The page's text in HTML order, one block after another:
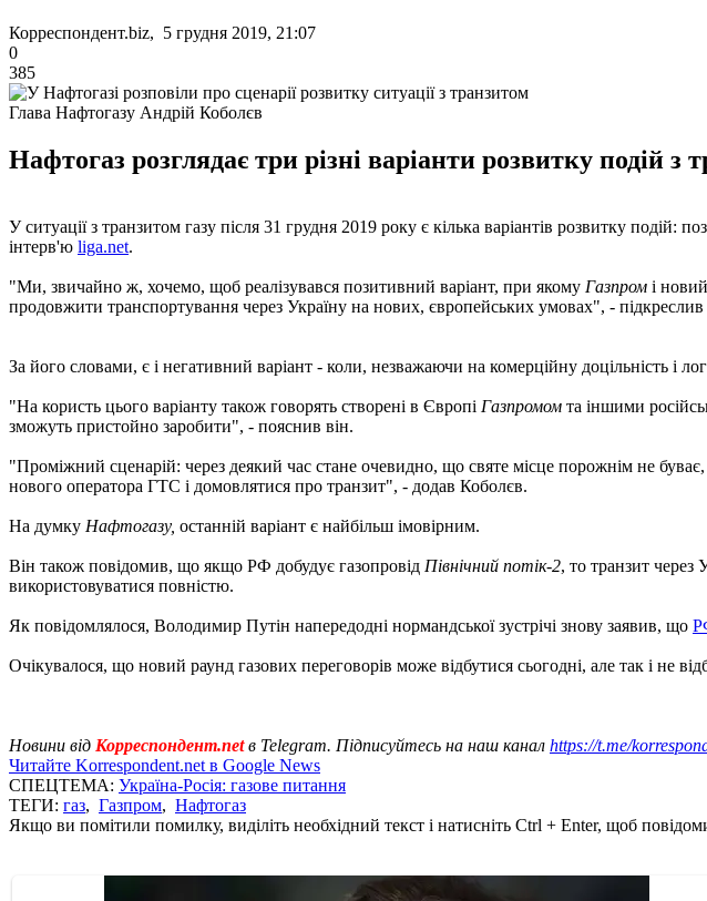
Корреспондент.biz, 5 грудня 2019, 21:07
0
385
Глава Нафтогазу Андрій Коболєв
Нафтогаз розглядає три різні варіанти розвитку подій
У ситуації з транзитом газу після 31 грудня 2019 року є кілька варіантів розвитку
інтерв'ю liga.net.
"Ми, звичайно ж, хочемо, щоб реалізувався позитивний варіант, при якому Газпром і
продовжити транспортування через Україну на нових, європейських умовах", -
За його словами, є і негативний варіант - коли, незважаючи на комерційну доцільність і
"На користь цього варіанту також говорять створені в Європі Газпромом та іншими
зможуть пристойно заробити", - пояснив він.
"Проміжний сценарій: через деякий час стане очевидно, що святе місце порожнім не
нового оператора ГТС і домовлятися про транзит", - додав Коболєв.
На думку Нафтогазу, останній варіант є найбільш імовірним.
Він також повідомив, що якщо РФ добудує газопровід Північний потік-2, то транзит
використовуватися повністю.
Як повідомлялося, Володимир Путін напередодні нормандської зустрічі знову заявив, що
Очікувалося, що новий раунд газових переговорів може відбутися сьогодні, але так і не
Новини від Корреспондент.netв Telegram. Підписуйтесь на наш канал https://t.me/
Читайте Korrespondent.net в Google News
СПЕЦТЕМА: Україна-Росія: газове питання
ТЕГИ: газ, Газпром, Нафтогаз
Якщо ви помітили помилку, виділіть необхідний текст і натисніть Ctrl + Enter, щоб